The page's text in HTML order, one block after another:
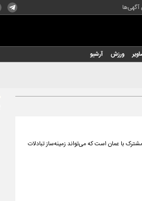
آگهی‌ها
ورزش آرشیو
با عمان است که می‌تواند زمینه‌ساز تبادلات